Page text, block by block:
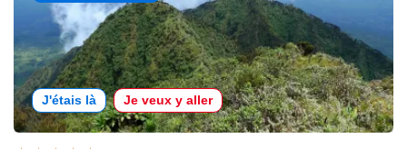
J'étais là Je veux y aller